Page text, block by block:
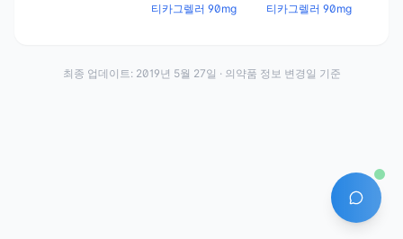
티카그렐러 90mg 티카그렐러 90mg
AI 에이
최종 업데이트: 2019년 5월 27일 · 의약품 정보 변경일 기준